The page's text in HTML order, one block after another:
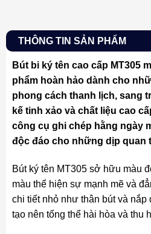
THÔNG TIN SẢN PHẨM
Bút bi ký tên cao cấp MT305
phẩm hoàn hảo dành cho
phong cách thanh lịch, sang
kế tinh xảo và chất liệu cao
công cụ ghi chép hằng ngày
độc đáo cho những dịp quan
Bút ký tên MT305 sở hữu màu
màu thể hiện sự mạnh mẽ và
chi tiết nhỏ như thân bút và
tạo nên tổng thể hài hòa và thu